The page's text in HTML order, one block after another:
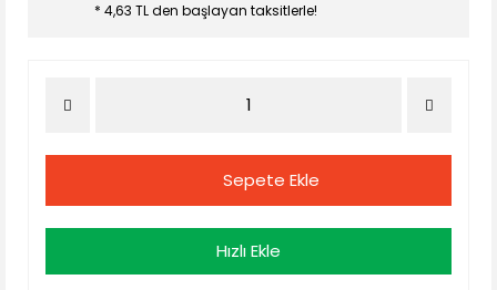
* 4,63 TL den başlayan taksitlerle!
Sepete Ekle
Hızlı Ekle